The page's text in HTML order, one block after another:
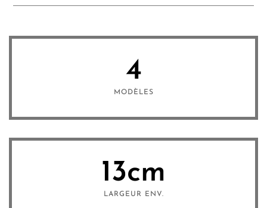
MODÈLES
4
LARGEUR ENV.
13cm